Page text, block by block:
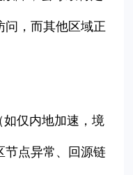
问，而其他区域正
仅内地加速，境
节点异常、回源链